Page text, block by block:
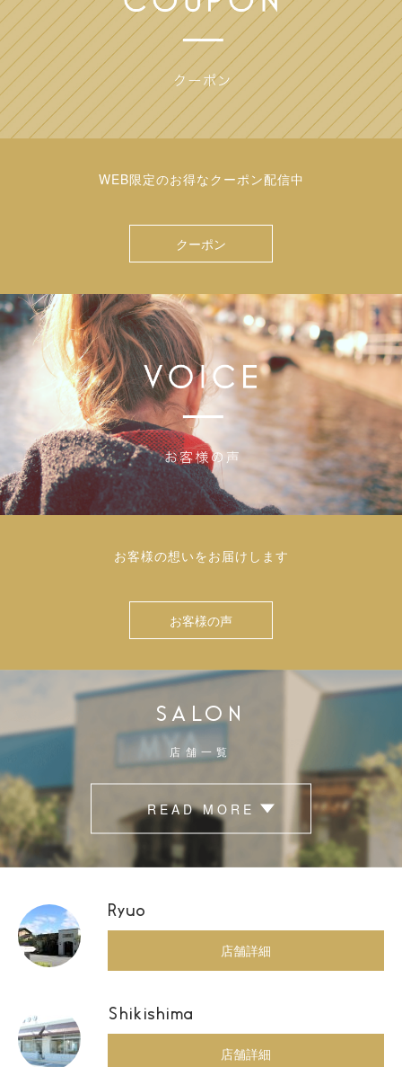
WEB限定のお得なクーポン配信中
クーポン
お客様の想いをお届けします
お客様の声
SALON
店舗一覧
READ MORE
Ryuo
店舗詳細
Shikishima
店舗詳細